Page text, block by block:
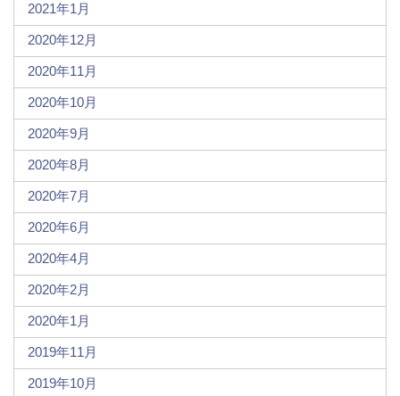
2021年1月
2020年12月
2020年11月
2020年10月
2020年9月
2020年8月
2020年7月
2020年6月
2020年4月
2020年2月
2020年1月
2019年11月
2019年10月